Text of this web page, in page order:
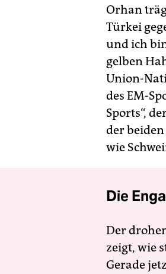
Orhan
Türkei
und ich
gelben
Union-
des EM-
Sports“,
der
wie
Die
Der
zeigt, wie
Gerade